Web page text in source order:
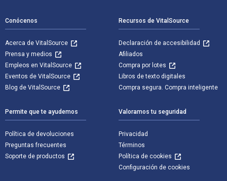
Conócenos
Acerca de VitalSource
Prensa y medios
Empleos en VitalSource
Eventos de VitalSource
Blog de VitalSource
Recursos de VitalSource
Declaración de accesibilidad
Afiliados
Compra por lotes
Libros de texto digitales
Compra segura. Compra inteligente
Permite que te ayudemos
Política de devoluciones
Preguntas frecuentes
Soporte de productos
Valoramos tu seguridad
Privacidad
Términos
Política de cookies
Configuración de cookies